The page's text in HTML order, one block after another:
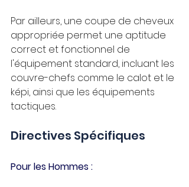
Par ailleurs, une coupe de cheveux
appropriée permet une aptitude
correct et fonctionnel de
l'équipement standard, incluant les
couvre-chefs comme le calot et le
képi, ainsi que les équipements
tactiques.
Directives Spécifiques
Pour les Hommes :